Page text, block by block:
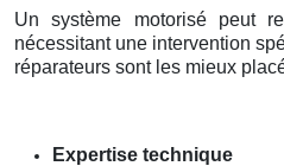
Un système motorisé peut
nécessitant une intervention
réparateurs sont les mieux
Expertise technique